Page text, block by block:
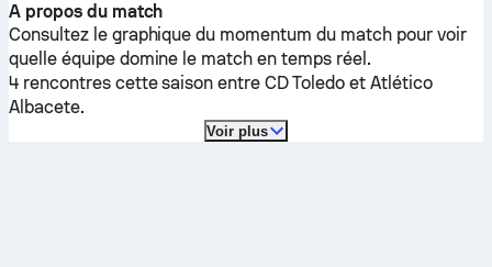
A propos du match
Consultez le graphique du momentum du match pour voir
quelle équipe domine le match en temps réel.
4 rencontres cette saison entreCD Toledoet Atlético
Albacete.
Voir plus